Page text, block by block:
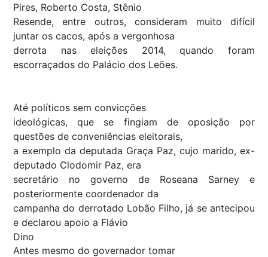
Pires, Roberto Costa, Stênio
Resende, entre outros, consideram muito difícil
juntar os cacos, após a vergonhosa
derrota nas eleições 2014, quando foram
escorraçados do Palácio dos Leões.
Até políticos sem convicções
ideológicas, que se fingiam de oposição por
questões de conveniências eleitorais,
a exemplo da deputada Graça Paz, cujo marido, ex-
deputado Clodomir Paz, era
secretário no governo de Roseana Sarney e
posteriormente coordenador da
campanha do derrotado Lobão Filho, já se antecipou
e declarou apoio a Flávio
Dino
Antes mesmo do governador tomar